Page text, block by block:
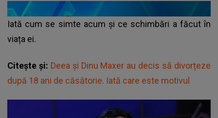
Iată cum se simte acum și ce schimbări a făcut în
viața ei.
Citește și: Deea și Dinu Maxer au decis să divorțeze
după 18 ani de căsătorie. Iată care este motivul